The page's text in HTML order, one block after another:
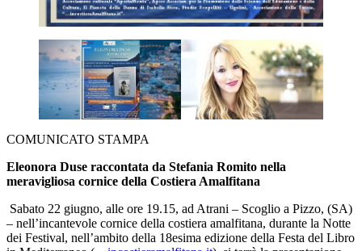
COMUNICATO STAMPA
Eleonora Duse raccontata da Stefania Romito nella
meravigliosa cornice della Costiera Amalfitana
Sabato 22 giugno, alle ore 19.15, ad Atrani – Scoglio a Pizzo, (SA)
– nell’incantevole cornice della costiera amalfitana, durante la Notte
dei Festival, nell’ambito della 18esima edizione della Festa del Libro